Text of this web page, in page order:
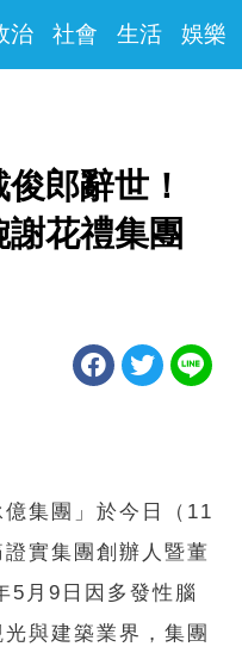
治 社會 生活 娛樂
郎辭世！
花禮集團
集團」於今日（11
實集團創辦人暨董
5月9日因多發性腦
與建築業界，集團